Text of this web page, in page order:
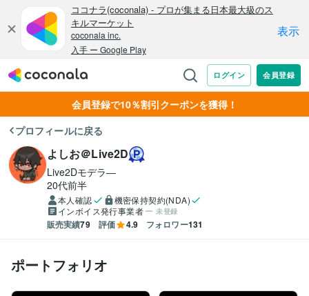
会員登録で10％割引クーポンを獲得！
プロフィールに戻る
よしお＠Live2D
Live2Dモデラ―
20代前半
本人確認
機密保持契約(NDA)
インボイス発行事業者
未登録
販売実績79 評価 4.9 フォロワー131
ポートフォリオ